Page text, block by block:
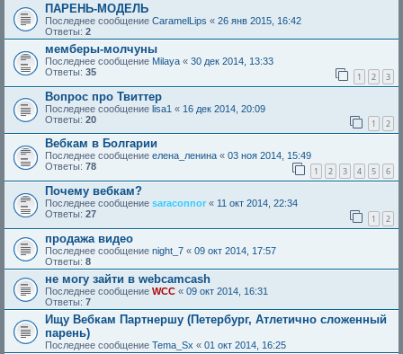
ПАРЕНЬ-МОДЕЛЬ
Последнее сообщение CaramelLips « 26 янв 2015, 16:42
Ответы: 2
мемберы-молчуны
Последнее сообщение Milaya « 30 дек 2014, 13:33
Ответы: 35 1 2 3
Вопрос про Твиттер
Последнее сообщение lisa1 « 16 дек 2014, 20:09
Ответы: 20 1 2
Вебкам в Болгарии
Последнее сообщение елена_ленина « 03 ноя 2014, 15:49
Ответы: 78 1 2 3 4 5 6
Почему вебкам?
Последнее сообщение saraconnor « 11 окт 2014, 22:34
Ответы: 27 1 2
продажа видео
Последнее сообщение night_7 « 09 окт 2014, 17:57
Ответы: 8
не могу зайти в webcamcash
Последнее сообщение WCC « 09 окт 2014, 16:31
Ответы: 7
Ищу Вебкам Партнершу (Петербург, Атлетично сложенный
парень)
Последнее сообщение Tema_Sx « 01 окт 2014, 16:25